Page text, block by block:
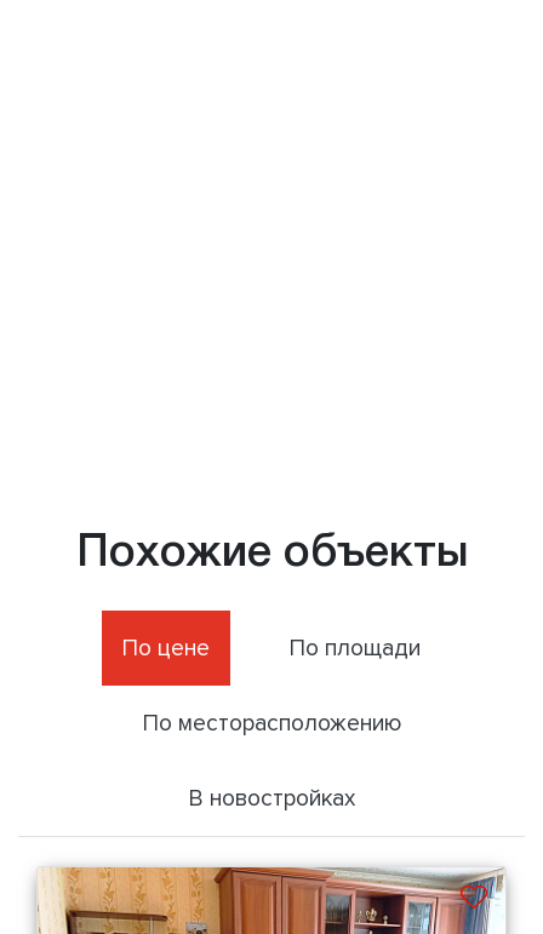
Похожие объекты
По цене По площади
По месторасположению
В новостройках